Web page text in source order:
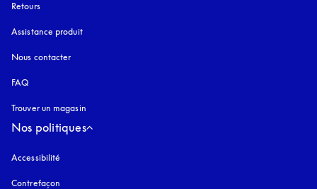
Retours
Assistance produit
Nous contacter
FAQ
Trouver un magasin
Nos politiques
Accessibilité
Contrefaçon